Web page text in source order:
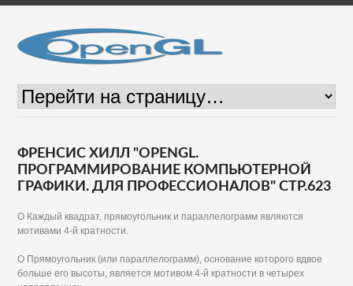
ФРЕНСИС ХИЛЛ "OPENGL.
ПРОГРАММИРОВАНИЕ КОМПЬЮТЕРНОЙ
ГРАФИКИ. ДЛЯ ПРОФЕССИОНАЛОВ" СТР.623
О Каждый квадрат, прямоугольник и параллелограмм являются
мотивами 4-й кратности.
О Прямоугольник (или параллелограмм), основание которого вдвое
больше его высоты, является мотивом 4-й кратности в четырех